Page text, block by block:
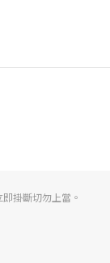
掛斷切勿上當。